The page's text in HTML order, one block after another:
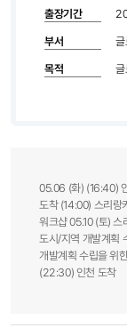
출장기간
부서 글
목적 글
05.06 (화) (16:40)
도착 (14:00) 스리랑
워크샵 05.10 (토) 스
도시/지역 개발계획
개발계획 수립을 위
(22:30) 인천 도착